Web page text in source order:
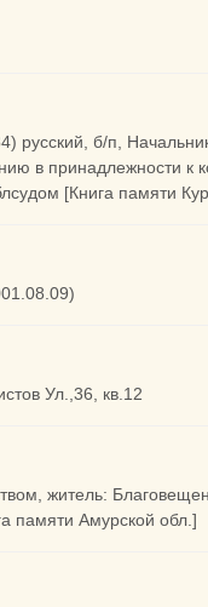
б/п,
в принадлежности к
[Книга памяти
Ул.,36, кв.12
житель:
памяти Амурской обл.]